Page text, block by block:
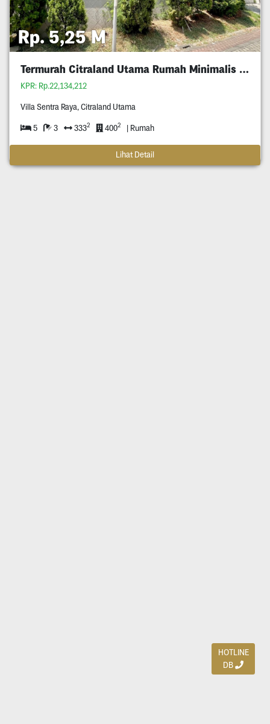
Rp. 5,25 M
Termurah Citraland Utama Rumah Minimalis 5M An
KPR: Rp.22,134,212
Villa Sentra Raya, Citraland Utama
5 3 3332 4002 | Rumah
Lihat Detail
HOTLINE
DB